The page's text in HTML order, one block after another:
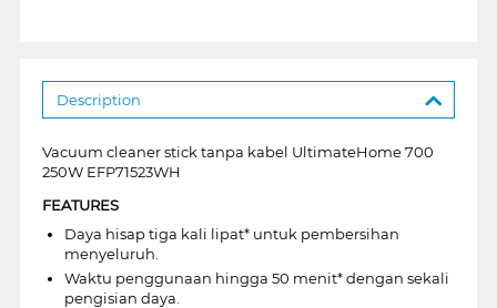
Description
Vacuum cleaner stick tanpa kabel UltimateHome 700
250W EFP71523WH
FEATURES
Daya hisap tiga kali lipat* untuk pembersihan
menyeluruh.
Waktu penggunaan hingga 50 menit* dengan sekali
pengisian daya.